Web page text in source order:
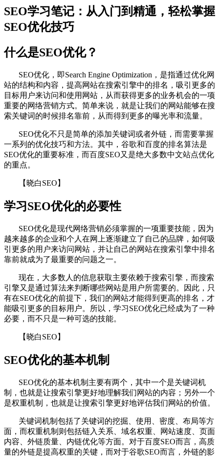
SEO学习笔记：从入门到精通，轻松掌握
SEO优化技巧
什么是SEO优化？
SEO优化，即Search Engine Optimization，是指通过优化网
站的结构和内容，提高网站在搜索引擎中的排名，吸引更多的
目标用户来访问和使用网站，从而获得更多的业务机会的一项
重要的网络营销方式。简单来说，就是让我们的网站能够在搜
索关键词的时候排名靠前，从而得到更多的曝光率和流量。
SEO优化不只是简单的添加关键词或者外链，而需要掌握
一系列的优化技巧和方法。其中，谷歌和百度的排名算法是
SEO优化的重要标准，而百度SEO又是绝大多数中文站点优化
的重点。
【晓白SEO】
学习SEO优化的必要性
SEO优化是现代网络营销必须掌握的一项重要技能，因为
越来越多的企业和个人在网上逐渐建立了自己的品牌，如何吸
引更多的用户来访问网站，并让自己的网站在搜索引擎中排名
靠前就成为了最重要的问题之一。
现在，大多数人的信息获取主要依赖于搜索引擎，而搜索
引擎又是通过算法来判断哪些网站是用户所需要的。因此，只
有在SEO优化的前提下，我们的网站才能得到更高的排名，才
能吸引更多的目标用户。所以，学习SEO优化已经成为了一种
必要，而不只是一种可选的技能。
【晓白SEO】
SEO优化的基本机制
SEO优化的基本机制主要有两个，其中一个是关键词机
制，也就是让搜索引擎更好地理解我们网站的内容；另外一个
是权重机制，也就是让搜索引擎更好地评估我们网站的价值。
关键词机制包括了关键词的挖掘、使用、密度、布局等方
面，而权重机制则包括链入关系、域名权重、网站速度、页面
内容、外链质量、内链优化等方面。对于百度SEO而言，高质
量的外链是提高权重的关键，而对于谷歌SEO而言，外链的影